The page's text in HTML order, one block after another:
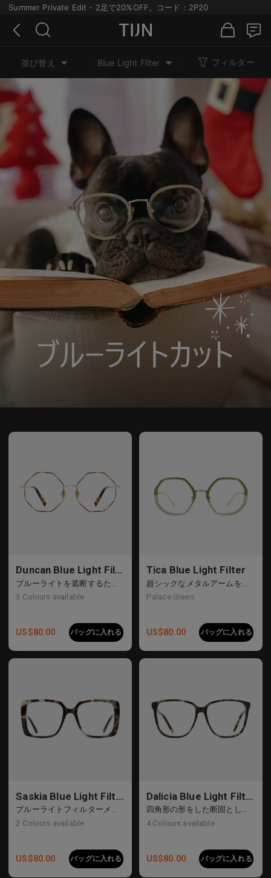
Summer Private Edit - 2足で20%OFF。コード：2P20
並び替え Blue Light Filter フィルター
Duncan Blue Light Filter
3 Colours available
US$80.00 バッグに入れる
Tica Blue Light Filter
Palace Green
US$80.00 バッグに入れる
Saskia Blue Light Filter
ブルーライトフィルターメガネで目を保護します
2 Colours available
US$80.00 バッグに入れる
Dalicia Blue Light Filter
四角形の形をした断固とした大胆なフレーム
4 Colours available
US$80.00 バッグに入れる